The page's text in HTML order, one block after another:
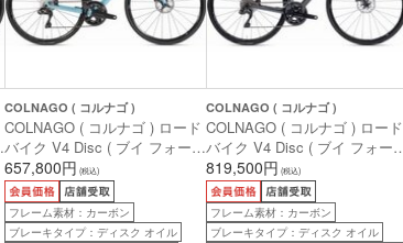
COLNAGO ( コルナゴ )
COLNAGO ( コルナゴ ) ロード
バイク V4 Disc ( ブイ フォー
ディスク ) 105 Di2 VDBL ( ア
ズーロ ) 530S (身長目安185cm
前後)
657,800円 (税込)
フレーム素材：カーボン
ブレーキタイプ：ディスク オイル
COLNAGO ( コルナゴ )
COLNAGO ( コルナゴ ) ロード
バイク V4 Disc ( ブイ フォー
ディスク ) ULTEGRA Di2
VDDK ( グリージョ ) 485S (身
長目安175cm前後)
819,500円 (税込)
フレーム素材：カーボン
ブレーキタイプ：ディスク オイル